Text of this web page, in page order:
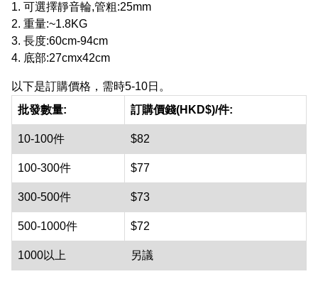
1. 可選擇靜音輪,管粗:25mm
2. 重量:~1.8KG
3. 長度:60cm-94cm
4. 底部:27cmx42cm
以下是訂購價格，需時5-10日。
批發數量:
訂購價錢(HKD$)/件:
10-100件 $82
100-300件 $77
300-500件 $73
500-1000件 $72
1000以上 另議